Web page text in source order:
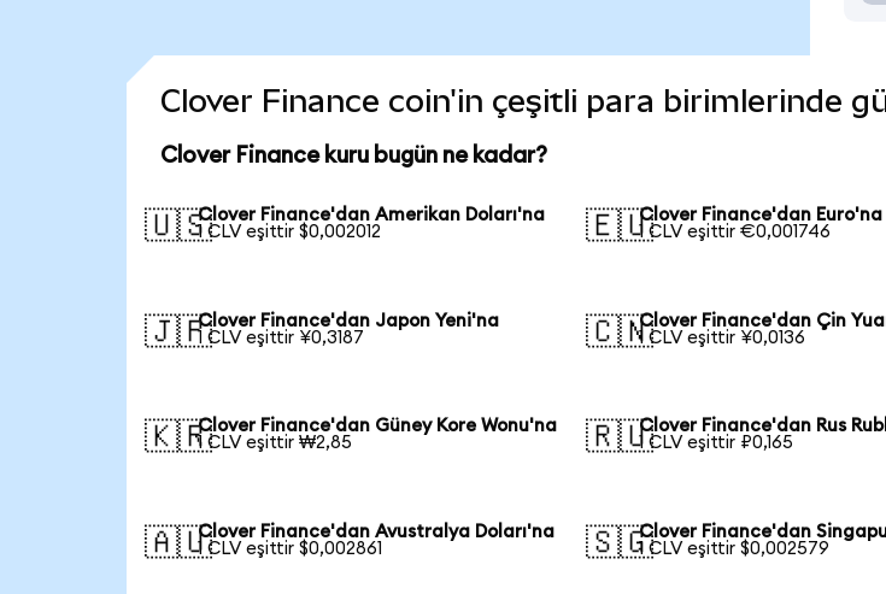
Clover Finance coin'in çeşitli para birimlerinde
Clover Finance kuru bugün ne kadar?
🇺🇸Clover Finance'dan Amerikan Doları'na
1 CLV eşittir $0,002012
🇪🇺Clover Finance'dan Euro'na
1 CLV eşittir €0,001746
🇯🇵Clover Finance'dan Japon Yeni'na
1 CLV eşittir ¥0,3187
🇨🇳Clover Finance'dan Çin
1 CLV eşittir ¥0,0136
🇰🇷Clover Finance'dan Güney Kore Wonu'na
1 CLV eşittir ₩2,85
🇷🇺Clover Finance'dan Rus
1 CLV eşittir ₽0,165
🇦🇺Clover Finance'dan Avustralya Doları'na
1 CLV eşittir $0,002861
🇸🇬Clover Finance'dan
1 CLV eşittir $0,002579